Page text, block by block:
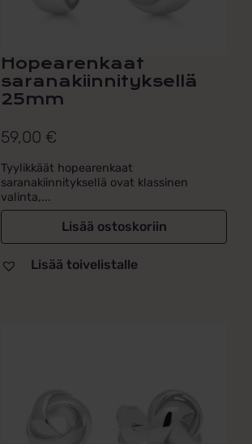
Hopearenkaat
saranakiinnityksellä
25mm
59,00 €
Tyylikkäät hopearenkaat
saranakiinnityksellä ovat klassinen
valinta,...
Lisää ostoskoriin
Lisää toivelistalle